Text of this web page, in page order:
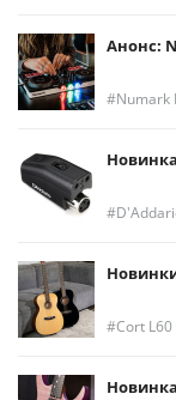
Анонс:
Numark
Cort L60